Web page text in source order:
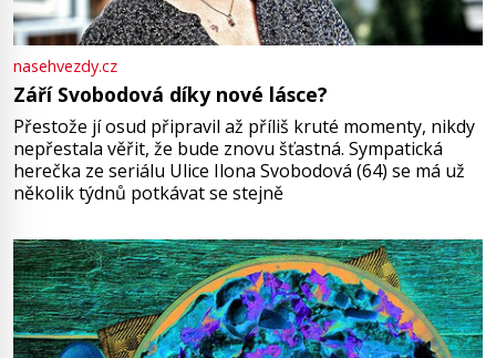
nasehvezdy.cz
Září Svobodová díky nové lásce?
Přestože jí osud připravil až příliš kruté momenty, nikdy
nepřestala věřit, že bude znovu šťastná. Sympatická
herečka ze seriálu Ulice Ilona Svobodová (64) se má už
několik týdnů potkávat se stejně